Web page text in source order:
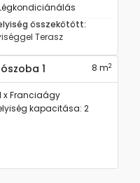
légkondicionáló
összekötött:
Terasz
áll
1 8 m2
x Franciaágy
kapacitása: 2